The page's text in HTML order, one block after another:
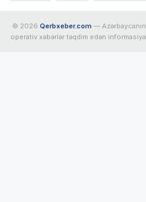
© 2026 Qerbxeber.com —
operativ xəbərlər təqdim edən